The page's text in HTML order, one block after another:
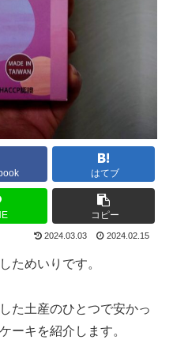
はてブ
コピー
2024.03.03 2024.02.15
ためいりです。
た土産のひとつで安かっ
ーキを紹介します。